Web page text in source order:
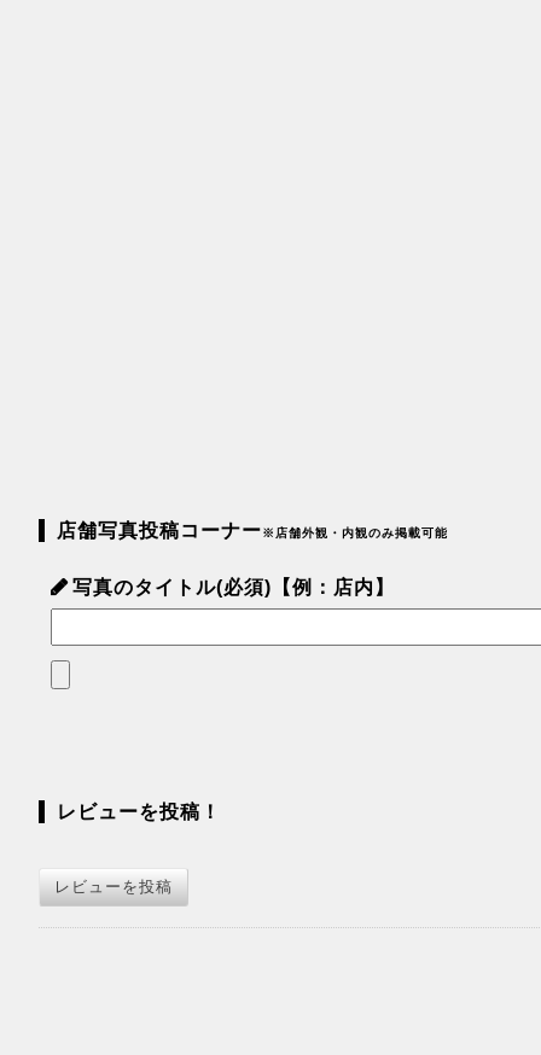
店舗写真投稿コーナー※店舗外観・内観のみ掲載可能
写真のタイトル(必須)【例：店内】
レビューを投稿！
レビューを投稿